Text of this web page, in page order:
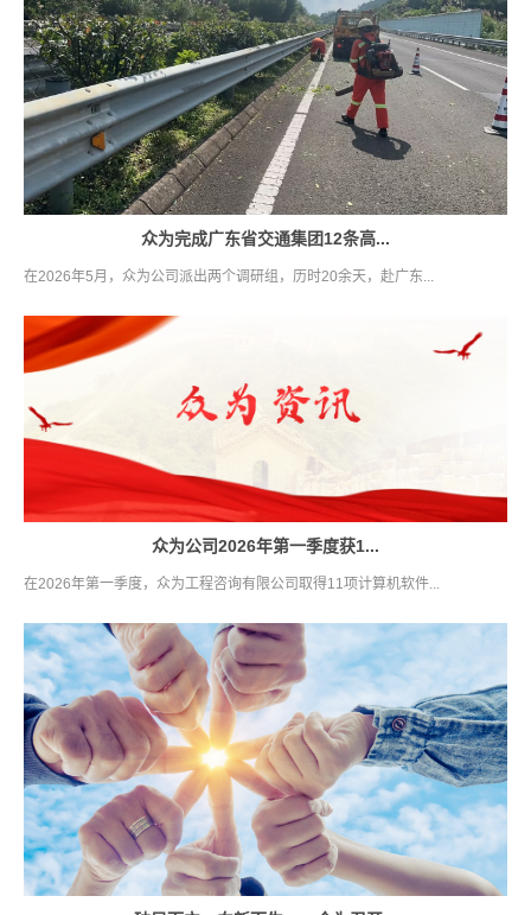
众为完成广东省交通集团12条高...
在2026年5月，众为公司派出两个调研组，历时20余天，赴广东...
众为公司2026年第一季度获1...
在2026年第一季度，众为工程咨询有限公司取得11项计算机软件...